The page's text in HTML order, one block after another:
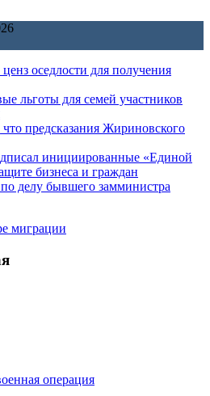
оседлости для получения
льготы для семей участников
предсказания Жириновского
инициированные «Единой
бизнеса и граждан
делу бывшего замминистра
операция